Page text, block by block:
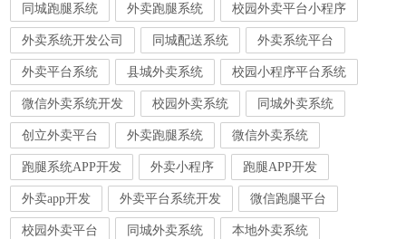
同城跑腿系统 外卖跑腿系统 校园外卖平台小程序
外卖系统开发公司 同城配送系统 外卖系统平台
外卖平台系统 县城外卖系统 校园小程序平台系统
微信外卖系统开发 校园外卖系统 同城外卖系统
创立外卖平台 外卖跑腿系统 微信外卖系统
跑腿系统APP开发 外卖小程序 跑腿APP开发
外卖app开发 外卖平台系统开发 微信跑腿平台
校园外卖平台 同城外卖系统 本地外卖系统